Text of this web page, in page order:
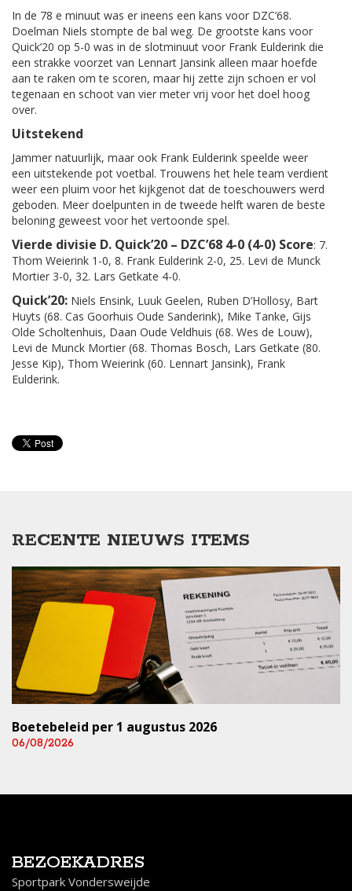
In de 78 e minuut was er ineens een kans voor DZC’68.
Doelman Niels stompte de bal weg. De grootste kans voor
Quick’20 op 5-0 was in de slotminuut voor Frank Eulderink die
een strakke voorzet van Lennart Jansink alleen maar hoefde
aan te raken om te scoren, maar hij zette zijn schoen er vol
tegenaan en schoot van vier meter vrij voor het doel hoog
over.
Uitstekend
Jammer natuurlijk, maar ook Frank Eulderink speelde weer
een uitstekende pot voetbal. Trouwens het hele team verdient
weer een pluim voor het kijkgenot dat de toeschouwers werd
geboden. Meer doelpunten in de tweede helft waren de beste
beloning geweest voor het vertoonde spel.
Vierde divisie D. Quick’20 – DZC’68 4-0 (4-0) Score: 7.
Thom Weierink 1-0, 8. Frank Eulderink 2-0, 25. Levi de Munck
Mortier 3-0, 32. Lars Getkate 4-0.
Quick’20: Niels Ensink, Luuk Geelen, Ruben D’Hollosy, Bart
Huyts (68. Cas Goorhuis Oude Sanderink), Mike Tanke, Gijs
Olde Scholtenhuis, Daan Oude Veldhuis (68. Wes de Louw),
Levi de Munck Mortier (68. Thomas Bosch, Lars Getkate (80.
Jesse Kip), Thom Weierink (60. Lennart Jansink), Frank
Eulderink.
RECENTE NIEUWS ITEMS
Boetebeleid per 1 augustus 2026
06/08/2026
BEZOEKADRES
Sportpark Vondersweijde